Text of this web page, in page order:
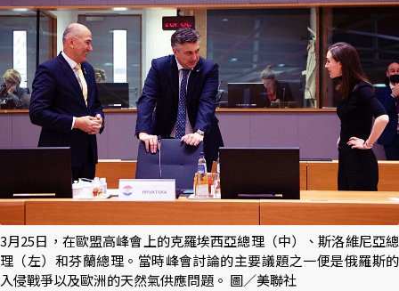
3月25日，在歐盟高峰會上的克羅埃西亞總理（中）、斯洛維尼亞總
理（左）和芬蘭總理。當時峰會討論的主要議題之一便是俄羅斯的
入侵戰爭以及歐洲的天然氣供應問題。 圖／美聯社